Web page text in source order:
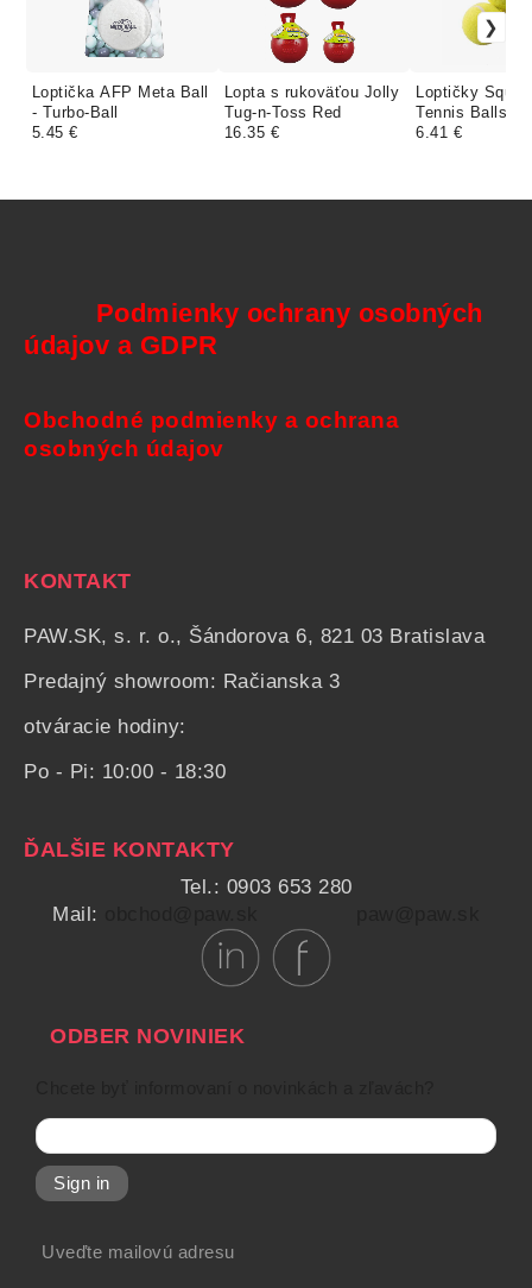
Loptička AFP Meta Ball
- Turbo-Ball
5.45 €
Lopta s rukoväťou Jolly
Tug-n-Toss Red
16.35 €
Loptičky
Tennis Balls 3
6.41 €
Podmienky ochrany osobných
údajov a GDPR
Obchodné podmienky a ochrana
osobných údajov
KONTAKT
PAW.SK, s. r. o., Šándorova 6, 821 03 Bratislava
Predajný showroom: Račianska 3
otváracie hodiny:
Po - Pi: 10:00 - 18:30
ĎALŠIE KONTAKTY
Tel.: 0903 653 280
Mail:
ODBER NOVINIEK
Sign in
Uveďte mailovú adresu